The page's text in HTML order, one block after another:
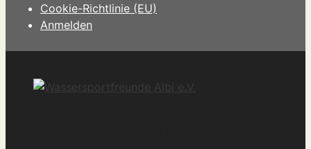
Cookie-Richtlinie (EU)
Anmelden